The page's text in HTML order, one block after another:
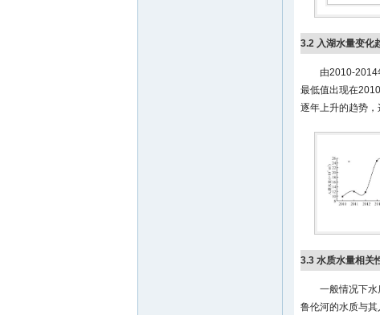
3.2 入湖水量变化
由2010-2014
最低值出现在
逐年上升的趋势
3.3 水质水量相关
一般情况下
鲁伦河的水质与